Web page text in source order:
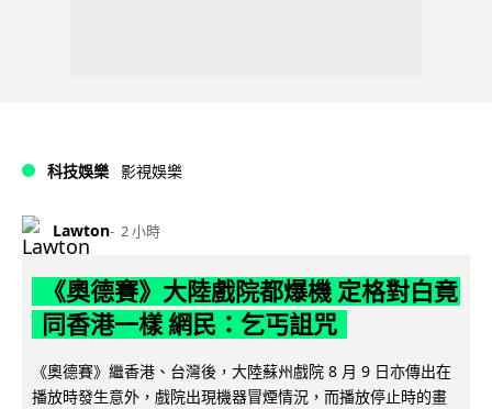
科技娛樂 影視娛樂
Lawton 2 小時
《奧德賽》大陸戲院都爆機 定格對白竟
同香港一樣 網民：乞丐詛咒
《奧德賽》繼香港、台灣後，大陸蘇州戲院 8 月 9 日亦傳出在
播放時發生意外，戲院出現機器冒煙情況，而播放停止時的畫